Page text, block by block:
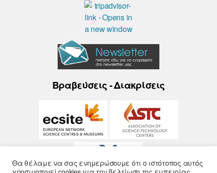
Βραβεύσεις - Διακρίσεις
Θα θέλαμε να σας ενημερώσουμε ότι ο ιστότοπος αυτός